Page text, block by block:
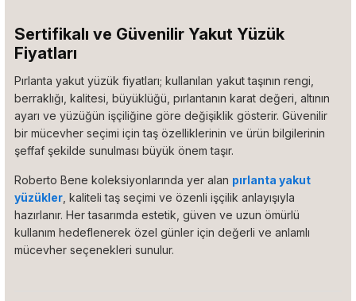
Sertifikalı ve Güvenilir Yakut Yüzük
Fiyatları
Pırlanta yakut yüzük fiyatları; kullanılan yakut taşının rengi,
berraklığı, kalitesi, büyüklüğü, pırlantanın karat değeri, altının
ayarı ve yüzüğün işçiliğine göre değişiklik gösterir. Güvenilir
bir mücevher seçimi için taş özelliklerinin ve ürün bilgilerinin
şeffaf şekilde sunulması büyük önem taşır.
Roberto Bene koleksiyonlarında yer alan pırlanta yakut
yüzükler , kaliteli taş seçimi ve özenli işçilik anlayışıyla
hazırlanır. Her tasarımda estetik, güven ve uzun ömürlü
kullanım hedeflenerek özel günler için değerli ve anlamlı
mücevher seçenekleri sunulur.